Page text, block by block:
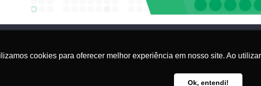
cookies para oferecer melhor experiência em nosso site. Ao
Ok, entendi!
© 2024 Direitos Reservados paraCertificadora Social